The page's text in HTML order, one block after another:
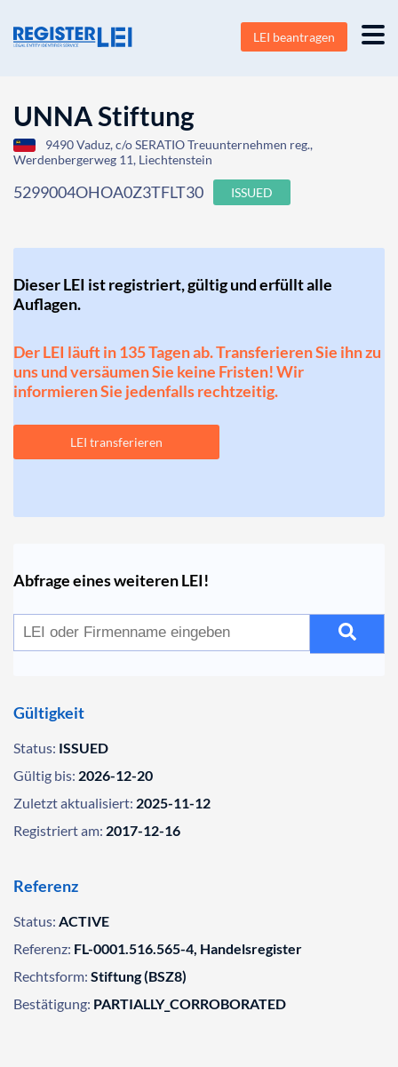
LEI beantragen
UNNA Stiftung
9490 Vaduz, c/o SERATIO Treuunternehmen reg.,
Werdenbergerweg 11, Liechtenstein
5299004OHOA0Z3TFLT30 ISSUED
Dieser LEI ist registriert, gültig und erfüllt alle
Auflagen.
Der LEI läuft in 135 Tagen ab. Transferieren Sie ihn zu
uns und versäumen Sie keine Fristen! Wir
informieren Sie jedenfalls rechtzeitig.
LEI transferieren
Abfrage eines weiteren LEI!
Gültigkeit
Status: ISSUED
Gültig bis: 2026-12-20
Zuletzt aktualisiert: 2025-11-12
Registriert am: 2017-12-16
Referenz
Status: ACTIVE
Referenz: FL-0001.516.565-4, Handelsregister
Rechtsform: Stiftung (BSZ8)
Bestätigung: PARTIALLY_CORROBORATED